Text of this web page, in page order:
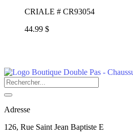
CRIALE # CR93054
44.99 $
Adresse
126, Rue Saint Jean Baptiste E